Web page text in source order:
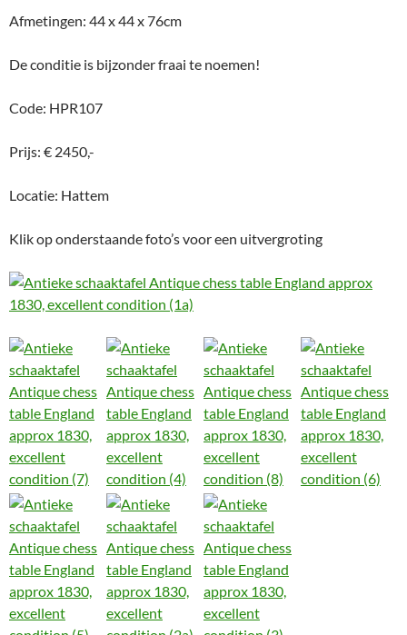
Afmetingen: 44 x 44 x 76cm
De conditie is bijzonder fraai te noemen!
Code: HPR107
Prijs: € 2450,-
Locatie: Hattem
Klik op onderstaande foto’s voor een uitvergroting